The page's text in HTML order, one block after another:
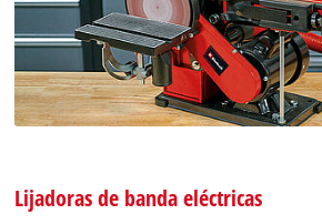
Lijadoras de banda eléctricas